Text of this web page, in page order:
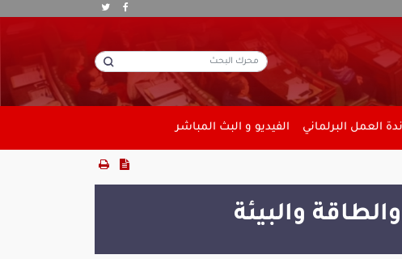
العمل البرلماني الفيديو و البث المباشر
والبيئة